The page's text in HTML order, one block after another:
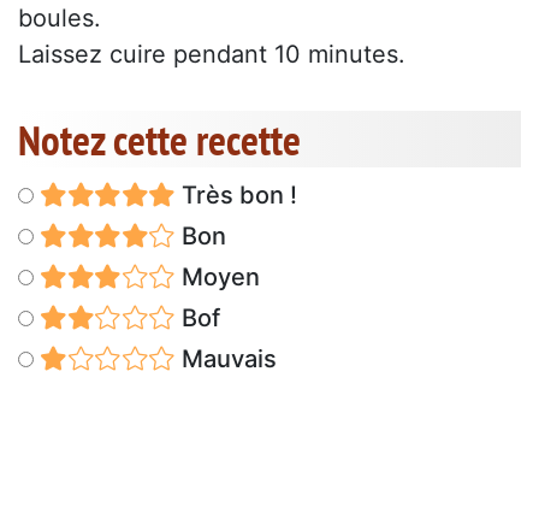
boules.
Laissez cuire pendant 10 minutes.
Notez cette recette
Très bon !
Bon
Moyen
Bof
Mauvais